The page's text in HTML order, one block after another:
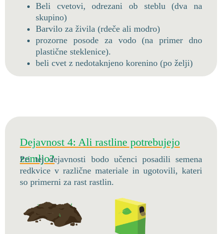
Beli cvetovi, odrezani ob steblu (dva na
skupino)
Barvilo za živila (rdeče ali modro)
prozorne posode za vodo (na primer dno
plastične steklenice).
beli cvet z nedotaknjeno korenino (po želji)
Dejavnost 4: Ali rastline potrebujejo
zemljo?
Pri tej dejavnosti bodo učenci posadili semena
redkvice v različne materiale in ugotovili, kateri
so primerni za rast rastlin.